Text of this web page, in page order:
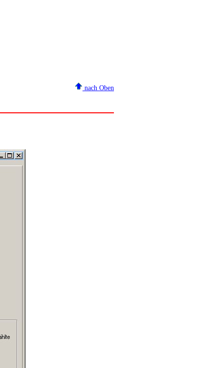
nach Oben